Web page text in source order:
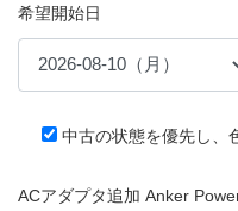
希望開始日
中古の状態を優先し、
ACアダプタ追加 Anker